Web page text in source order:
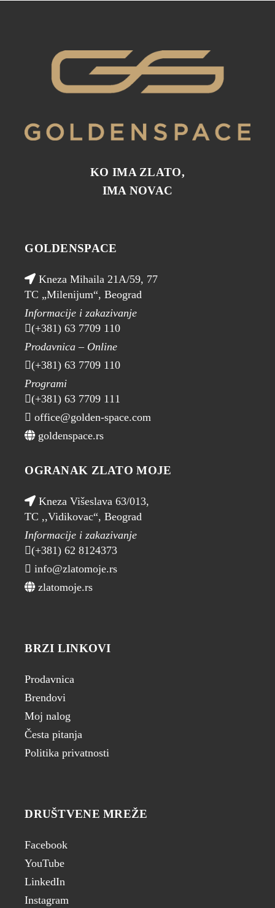
KO IMA ZLATO,
IMA NOVAC
GOLDENSPACE
Kneza Mihaila 21A/59, 77
TC „Milenijum“, Beograd
Informacije i zakazivanje
(+381) 63 7709 110
Prodavnica – Online
(+381) 63 7709 110
Programi
(+381) 63 7709 111
office@golden-space.com
goldenspace.rs
OGRANAK ZLATO MOJE
Kneza Višeslava 63/013,
TC ,,Vidikovac“, Beograd
Informacije i zakazivanje
(+381) 62 8124373
info@zlatomoje.rs
zlatomoje.rs
BRZI LINKOVI
Prodavnica
Brendovi
Moj nalog
Česta pitanja
Politika privatnosti
DRUŠTVENE MREŽE
Facebook
YouTube
LinkedIn
Instagram